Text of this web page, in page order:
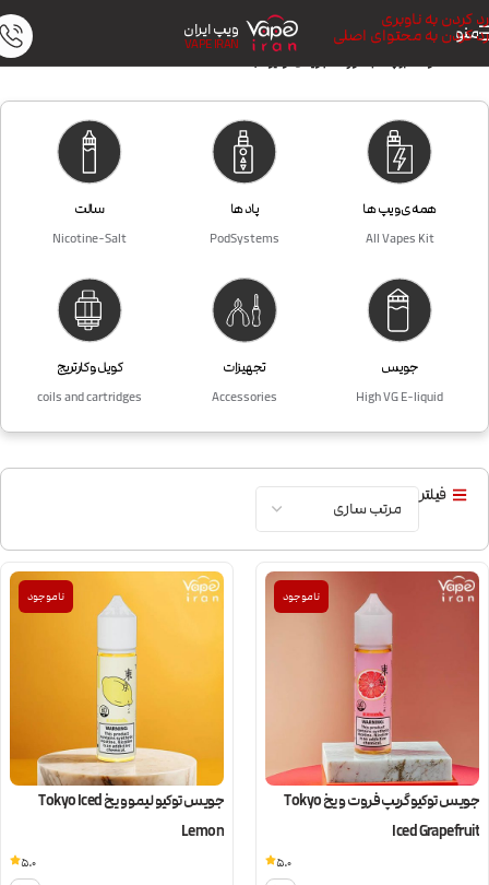
رد کردن به ناوبری
رد کردن به محتوای اصلی
منو ویپ ایران
VAPE IRAN
همه ی ویپ ها
All Vapes Kit
پاد ها
PodSystems
سالت
Nicotine-Salt
جویس
High VG E-liquid
تجهیزات
Accessories
کویل و کارتریج
coils and cartridges
فیلتر
ناموجود
جویس توکیو گریپ فروت و یخ Tokyo
Iced Grapefruit
5.0
ناموجود
جویس توکیو لیمو و یخ Tokyo Iced
Lemon
5.0